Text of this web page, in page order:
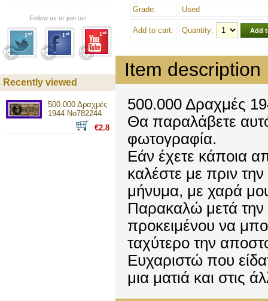
Grade:
Used
Add to cart: Quantity:
Item description
500.000 Δραχμές
Θα παραλάβετε
φωτογραφία.
Εάν έχετε κάποια
καλέστε με πριν
μήνυμα, με χαρά
Παρακαλώ μετά την
προκειμένου να
ταχύτερο την
Ευχαριστώ που
μια ματιά και στις
Follow us or join us!
Recently viewed
500.000 Δραχμές
1944 Νο782244
€2.8